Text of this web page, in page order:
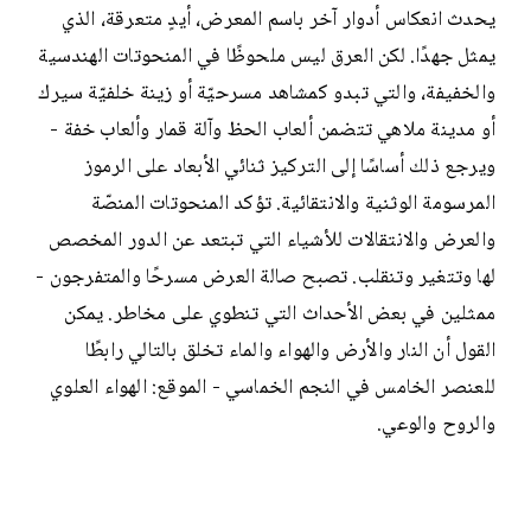
يحدث انعكاس أدوار آخر باسم المعرض، أيدٍ متعرقة، الذي
يمثل جهدًا. لكن العرق ليس ملحوظًا في المنحوتات الهندسية
والخفيفة، والتي تبدو كمشاهد مسرحيّة أو زينة خلفيّة سيرك
أو مدينة ملاهي تتضمن ألعاب الحظ وآلة قمار وألعاب خفة -
ويرجع ذلك أساسًا إلى التركيز ثنائي الأبعاد على الرموز
المرسومة الوثنية والانتقائية. تؤكد المنحوتات المنصّة
والعرض والانتقالات للأشياء التي تبتعد عن الدور المخصص
لها وتتغير وتنقلب. تصبح صالة العرض مسرحًا والمتفرجون -
ممثلين في بعض الأحداث التي تنطوي على مخاطر. يمكن
القول أن النار والأرض والهواء والماء تخلق بالتالي رابطًا
للعنصر الخامس في النجم الخماسي - الموقع: الهواء العلوي
والروح والوعي.